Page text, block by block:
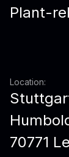
Plant-
Location:
70771